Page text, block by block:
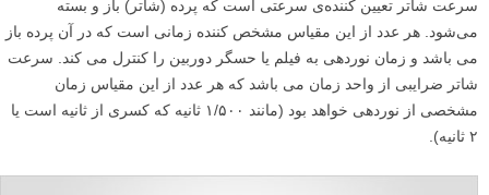
سرعت شاتر تعیین کننده‌ی سرعتی است که پرده‌ (شاتر) باز و بسته
می‌شود. هر عدد از این مقیاس مشخص کننده زمانی است که در آن پرده باز
می باشد و زمان نوردهی به فیلم یا حسگر دوربین را کنترل می کند. سرعت
شاتر ضرایبی از واحد زمان می باشد که هر عدد از این مقیاس زمان
مشخصی از نوردهی خواهد بود (مانند ۱/۵۰۰ ثانیه که کسری از ثانیه است یا
۲ ثانیه).